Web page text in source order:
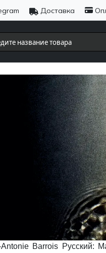
Доставка
Antonie Barrois Русский: